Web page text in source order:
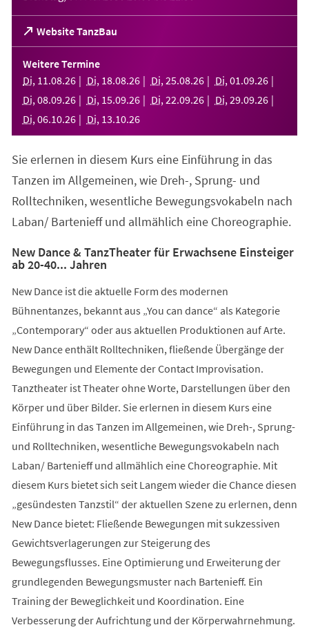
Website TanzBau
(Öffnet
in
einem
neuen
Tab)
Weitere Termine
Di, 11 .08.26 Di, 18.08.26 Di, 25.08.26 Di, 01 .09.26
Di, 08.09.26 Di, 15.09.26 Di, 22.09.26 Di, 29.09.26
Di, 06.10.26 Di, 13.10.26
Sie erlernen in diesem Kurs eine Einführung in das
Tanzen im Allgemeinen, wie Dreh-, Sprung- und
Rolltechniken, wesentliche Bewegungsvokabeln nach
Laban/ Bartenieff und allmählich eine Choreographie.
New Dance & TanzTheater für Erwachsene Einsteiger
ab 20-40... Jahren
New Dance ist die aktuelle Form des modernen
Bühnentanzes, bekannt aus „You can dance“ als Kategorie
„Contemporary“ oder aus aktuellen Produktionen auf Arte.
New Dance enthält Rolltechniken, fließende Übergänge der
Bewegungen und Elemente der Contact Improvisation.
Tanztheater ist Theater ohne Worte, Darstellungen über den
Körper und über Bilder. Sie erlernen in diesem Kurs eine
Einführung in das Tanzen im Allgemeinen, wie Dreh-, Sprung-
und Rolltechniken, wesentliche Bewegungsvokabeln nach
Laban/ Bartenieff und allmählich eine Choreographie. Mit
diesem Kurs bietet sich seit Langem wieder die Chance diesen
„gesündesten Tanzstil“ der aktuellen Szene zu erlernen, denn
New Dance bietet: Fließende Bewegungen mit sukzessiven
Gewichtsverlagerungen zur Steigerung des
Bewegungsflusses. Eine Optimierung und Erweiterung der
grundlegenden Bewegungsmuster nach Bartenieff. Ein
Training der Beweglichkeit und Koordination. Eine
Verbesserung der Aufrichtung und der Körperwahrnehmung.